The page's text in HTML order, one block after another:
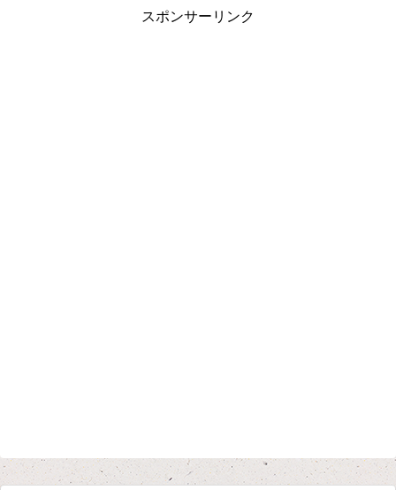
スポンサーリンク